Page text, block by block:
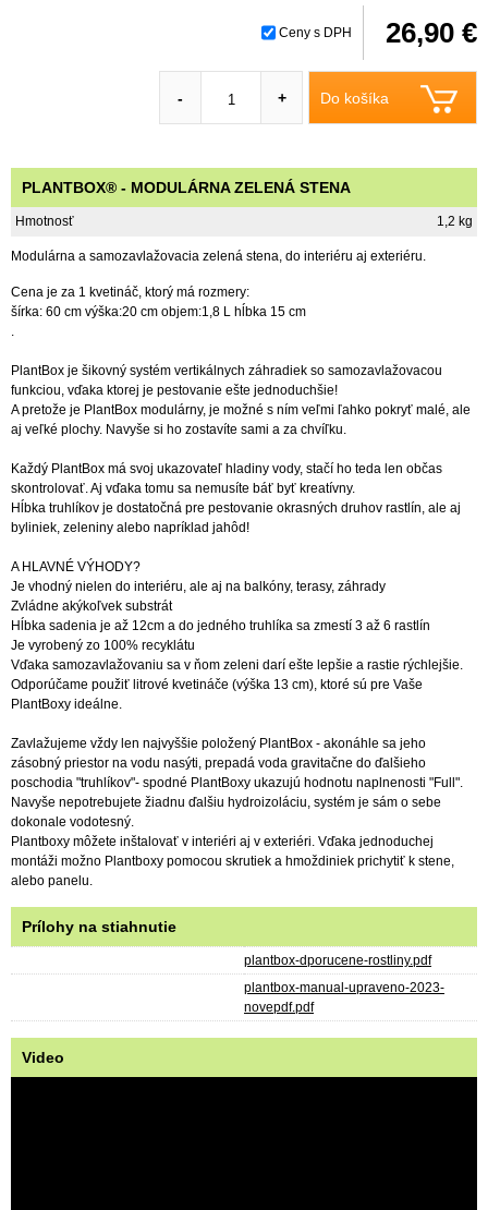
Ceny s DPH 26,90 €
Do košíka
- +
PLANTBOX® - MODULÁRNA ZELENÁ STENA
Hmotnosť 1,2 kg
Modulárna a samozavlažovacia zelená stena, do interiéru aj exteriéru.
Cena je za 1 kvetináč, ktorý má rozmery:
šírka: 60 cm výška:20 cm objem:1,8 L hĺbka 15 cm
.
PlantBox je šikovný systém vertikálnych záhradiek so samozavlažovacou
funkciou, vďaka ktorej je pestovanie ešte jednoduchšie!
A pretože je PlantBox modulárny, je možné s ním veľmi ľahko pokryť malé, ale
aj veľké plochy. Navyše si ho zostavíte sami a za chvíľku.
Každý PlantBox má svoj ukazovateľ hladiny vody, stačí ho teda len občas
skontrolovať. Aj vďaka tomu sa nemusíte báť byť kreatívny.
Hĺbka truhlíkov je dostatočná pre pestovanie okrasných druhov rastlín, ale aj
byliniek, zeleniny alebo napríklad jahôd!
A HLAVNÉ VÝHODY?
Je vhodný nielen do interiéru, ale aj na balkóny, terasy, záhrady
Zvládne akýkoľvek substrát
Hĺbka sadenia je až 12cm a do jedného truhlíka sa zmestí 3 až 6 rastlín
Je vyrobený zo 100% recyklátu
Vďaka samozavlažovaniu sa v ňom zeleni darí ešte lepšie a rastie rýchlejšie.
Odporúčame použiť litrové kvetináče (výška 13 cm), ktoré sú pre Vaše
PlantBoxy ideálne.
Zavlažujeme vždy len najvyššie položený PlantBox - akonáhle sa jeho
zásobný priestor na vodu nasýti, prepadá voda gravitačne do ďalšieho
poschodia "truhlíkov"- spodné PlantBoxy ukazujú hodnotu naplnenosti "Full".
Navyše nepotrebujete žiadnu ďalšiu hydroizoláciu, systém je sám o sebe
dokonale vodotesný.
Plantboxy môžete inštalovať v interiéri aj v exteriéri. Vďaka jednoduchej
montáži možno Plantboxy pomocou skrutiek a hmoždiniek prichytiť k stene,
alebo panelu.
Prílohy na stiahnutie
plantbox-dporucene-rostliny.pdf
plantbox-manual-upraveno-2023-
novepdf.pdf
Video